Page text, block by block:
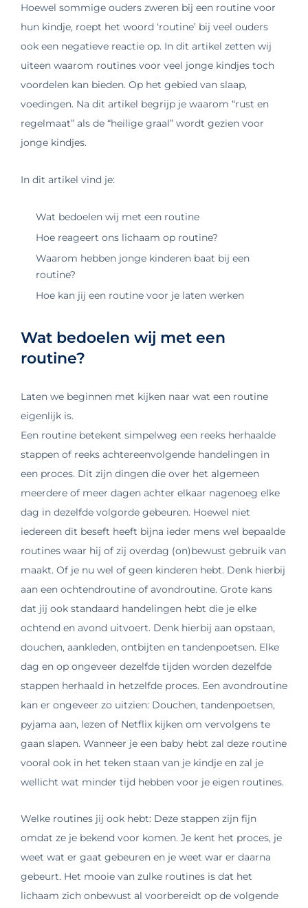
Hoewel sommige ouders zweren bij een routine voor
hun kindje, roept het woord ‘routine’ bij veel ouders
ook een negatieve reactie op. In dit artikel zetten wij
uiteen waarom routines voor veel jonge kindjes toch
voordelen kan bieden. Op het gebied van slaap,
voedingen. Na dit artikel begrijp je waarom “rust en
regelmaat” als de “heilige graal” wordt gezien voor
jonge kindjes.
In dit artikel vind je:
Wat bedoelen wij met een routine
Hoe reageert ons lichaam op routine?
Waarom hebben jonge kinderen baat bij een
routine?
Hoe kan jij een routine voor je laten werken
Wat bedoelen wij met een
routine?
Laten we beginnen met kijken naar wat een routine
eigenlijk is.
Een routine betekent simpelweg een reeks herhaalde
stappen of reeks achtereenvolgende handelingen in
een proces. Dit zijn dingen die over het algemeen
meerdere of meer dagen achter elkaar nagenoeg elke
dag in dezelfde volgorde gebeuren. Hoewel niet
iedereen dit beseft heeft bijna ieder mens wel bepaalde
routines waar hij of zij overdag (on)bewust gebruik van
maakt. Of je nu wel of geen kinderen hebt. Denk hierbij
aan een ochtendroutine of avondroutine. Grote kans
dat jij ook standaard handelingen hebt die je elke
ochtend en avond uitvoert. Denk hierbij aan opstaan,
douchen, aankleden, ontbijten en tandenpoetsen. Elke
dag en op ongeveer dezelfde tijden worden dezelfde
stappen herhaald in hetzelfde proces. Een avondroutine
kan er ongeveer zo uitzien: Douchen, tandenpoetsen,
pyjama aan, lezen of Netflix kijken om vervolgens te
gaan slapen. Wanneer je een baby hebt zal deze routine
vooral ook in het teken staan van je kindje en zal je
wellicht wat minder tijd hebben voor je eigen routines.
Welke routines jij ook hebt: Deze stappen zijn fijn
omdat ze je bekend voor komen. Je kent het proces, je
weet wat er gaat gebeuren en je weet war er daarna
gebeurt. Het mooie van zulke routines is dat het
lichaam zich onbewust al voorbereidt op de volgende